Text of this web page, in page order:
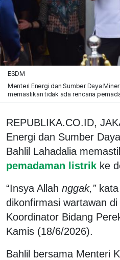
ESDM
Menteri Energi dan Sumber Daya
memastikan tidak ada rencana
REPUBLIKA.CO.ID,
Energi dan Sumber
Bahlil Lahadalia
pemadaman listrik ke
“Insya Allah nggak,”kata
dikonfirmasi wartawan
Koordinator Bidang
Kamis (18/6/2026).
Bahlil bersama Menteri